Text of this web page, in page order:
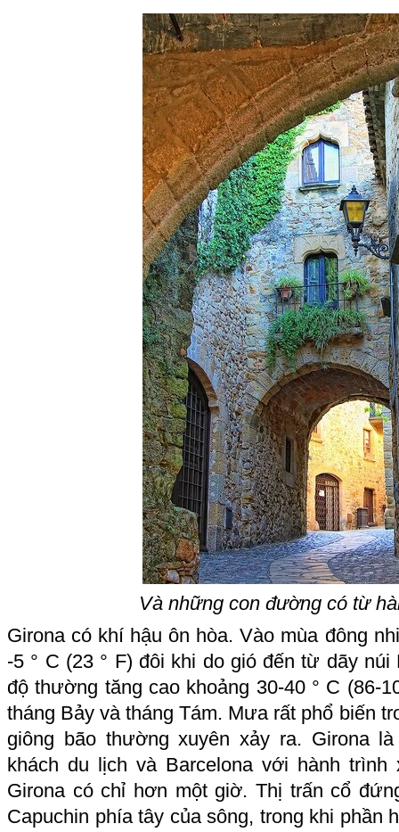
Và những con đường có từ
Girona có khí hậu ôn hòa. Vào mùa đông
-5 ° C (23 ° F) đôi khi do gió đến từ dãy
độ thường tăng cao khoảng 30-40 ° C (86-
tháng Bảy và tháng Tám. Mưa rất phổ biến
giông bão thường xuyên xảy ra. Girona
khách du lịch và Barcelonavới hành trình
Girona có chỉ hơn một giờ. Thị trấn cổ
Capuchin phía tây của sông, trong khi phần